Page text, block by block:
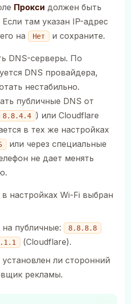
Прокси должен быть
Если там указан IP-адрес
на
Нет и сохраните.
DNS-серверы. По
DNS провайдера,
нестабильно.
публичные DNS от
8.8.4.4
) или Cloudflare
в тех же настройках
или через специальные
не дает менять
в настройках Wi-Fi выбран
публичные:
8.8.8.8
(Cloudflare).
ли сторонний
рекламы.